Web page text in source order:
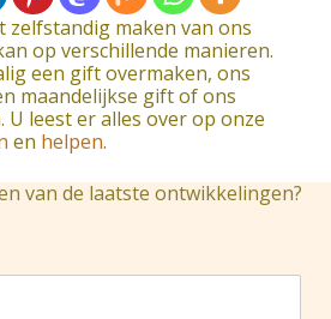
zelfstandig maken van ons
op verschillende manieren.
een gift overmaken, ons
maandelijkse gift of ons
U leest er alles over op onze
en helpen.
van de laatste ontwikkelingen?